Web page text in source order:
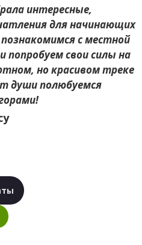
интересные,
для начинающих
с местной
попробуем свои силы на
но красивом треке
души полюбуемся